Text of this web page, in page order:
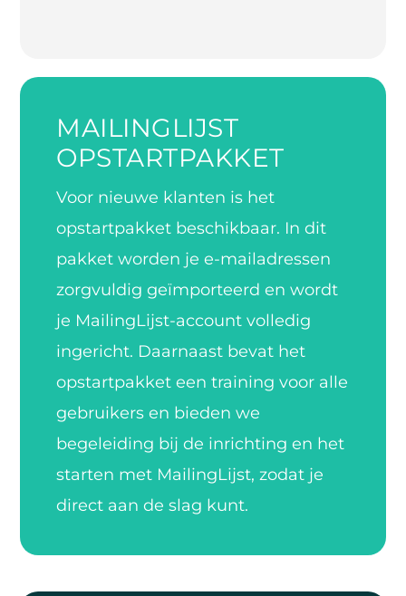
MAILINGLIJST
OPSTARTPAKKET
Voor nieuwe klanten is het
opstartpakket beschikbaar. In dit
pakket worden je e-mailadressen
zorgvuldig geïmporteerd en wordt
je MailingLijst-account volledig
ingericht. Daarnaast bevat het
opstartpakket een training voor alle
gebruikers en bieden we
begeleiding bij de inrichting en het
starten met MailingLijst, zodat je
direct aan de slag kunt.